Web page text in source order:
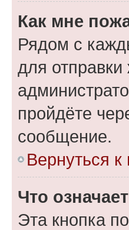
Как мне
Рядом с
для
пройдёте
сообщение.
Вернуться к
Что
Эта кнопка